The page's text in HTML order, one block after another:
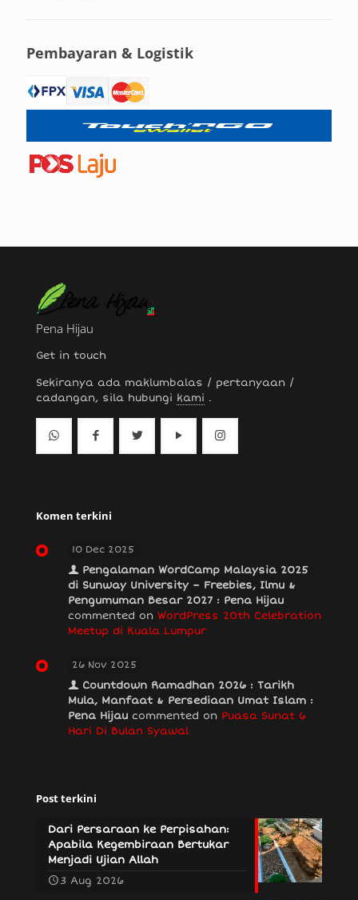
Pembayaran & Logistik
Pena Hijau
Get in touch
Sekiranya ada maklumbalas / pertanyaan /
cadangan, sila hubungi kami .
Komen terkini
10 Dec 2025
Pengalaman WordCamp Malaysia 2025
di Sunway University – Freebies, Ilmu &
Pengumuman Besar 2027 : Pena Hijau
commented on WordPress 20th Celebration
Meetup di Kuala Lumpur
26 Nov 2025
Countdown Ramadhan 2026 : Tarikh
Mula, Manfaat & Persediaan Umat Islam :
Pena Hijau commented on Puasa Sunat 6
Hari Di Bulan Syawal
Post terkini
Dari Persaraan ke Perpisahan:
Apabila Kegembiraan Bertukar
Menjadi Ujian Allah
3 Aug 2026